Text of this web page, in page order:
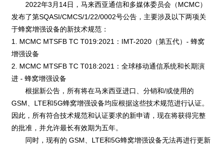
2022年3月14日，马来西亚通信和多媒体委员会（MCMC）
发布了第SQASI/CMCS/1/22/0002号公告，主要涉及以下两项关
于蜂窝增强设备的新技术规范：
1. MCMC MTSFB TC T019:2021：IMT-2020（第五代）- 蜂窝
增强设备
2. MCMC MTSFB TC T018:2021：全球移动通信系统和长期演
进 - 蜂窝增强设备
根据新公告，所有将在马来西亚进口、分销和/或使用的
GSM、LTE和5G蜂窝增强设备均应根据这些技术规范进行认证。
因此，所有符合技术规范和认证要求的新申请，现在将获得完整
的批准，并允许最长有效期为五年。
同时，现有的 GSM、LTE和5G蜂窝增强设备无法再进行更新